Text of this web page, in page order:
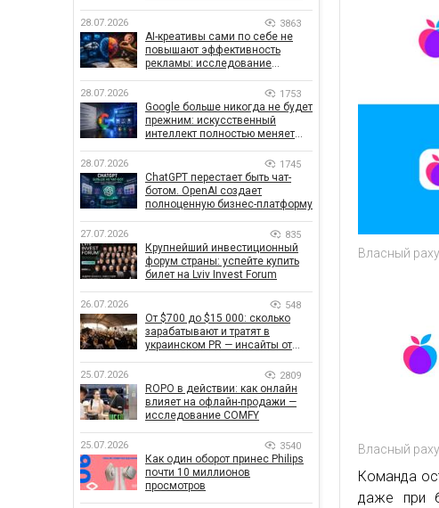
Власный
Власный
Команда
даже при
28.07.2026 3863
AI-креативы сами по себе не
повышают эффективность
рекламы: исследование
влияет на эффективность
кампаний
28.07.2026 1753
Google больше никогда не будет
прежним: искусственный
интеллект полностью меняет
28.07.2026 1745
ChatGPT перестает быть чат-
ботом. OpenAI создает
полноценную бизнес-платформу
27.07.2026 835
Крупнейший инвестиционный
форум страны: успейте купить
билет на Lviv Invest Forum
26.07.2026 548
От $700 до $15 000: сколько
зарабатывают и тратят в
украинском PR — инсайты от
25.07.2026 2809
ROPO в действии: как онлайн
влияет на офлайн-продажи —
исследование COMFY
25.07.2026 3540
Как один оборот принес Philips
почти 10 миллионов
просмотров